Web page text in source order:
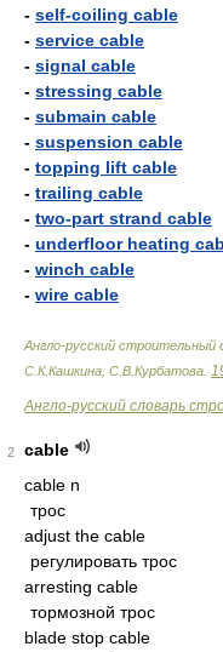
- self-coiling cable
- service cable
- signal cable
- stressing cable
- submain cable
- suspension cable
- topping lift cable
- trailing cable
- two-part strand cable
- underfloor heating
- winch cable
- wire cable
Англо-русский
С.К.Кашкина, С.В.Курбатова
Англо-русский словарь
2
cable
cable n
трос
adjust the cable
регулировать трос
arresting cable
тормозной трос
blade stop cable